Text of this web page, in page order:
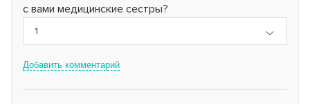
с вами медицинские сестры?
1
Добавить комментарий